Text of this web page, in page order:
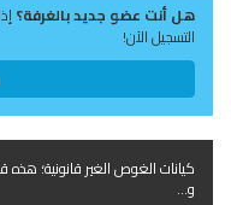
هل أنت عضو جديد بالغرفة؟
التسجيل الآن!
كيانات الغوص الغير قانونية؛ هذه
و...